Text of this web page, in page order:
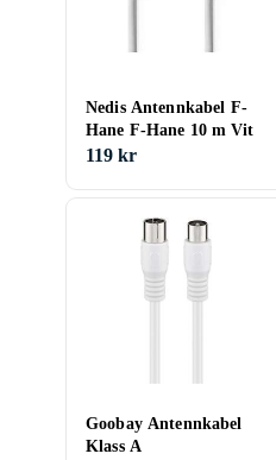
Nedis Antennkabel F-
Hane F-Hane 10 m Vit
119 kr
Goobay Antennkabel
Klass A